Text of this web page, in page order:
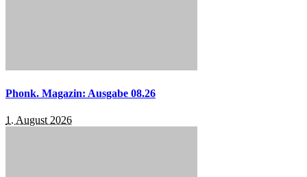
Phonk. Magazin: Ausgabe 08.26
1. August 2026